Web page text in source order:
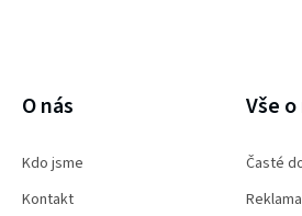
O nás
Kdo jsme
Kontakt
Vše
Časté